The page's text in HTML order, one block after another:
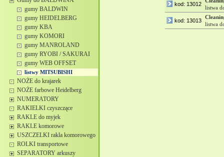
gumy BALDWIN
gumy HEIDELBERG
gumy KBA
gumy KOMORI
gumy MANROLAND
gumy RYOBI / SAKURAI
gumy WEB OFFSET
listwy MITSUBISHI
NOŻE do krajarek
NOŻE farbowe Heidelberg
NUMERATORY
RAKIELKI czyszczące
RAKLE do myjek
RAKLE komorowe
USZCZELKI rakla komorowego
ROLKI transportowe
SEPARATORY arkuszy
kod: 13012
listwa
kod: 13013
listwa